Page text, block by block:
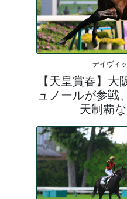
デイヴィ
【天皇賞春】
ュノールが参戦
天制覇